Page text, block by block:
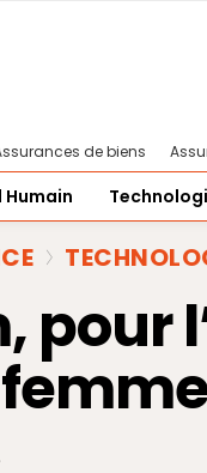
de biens
pour